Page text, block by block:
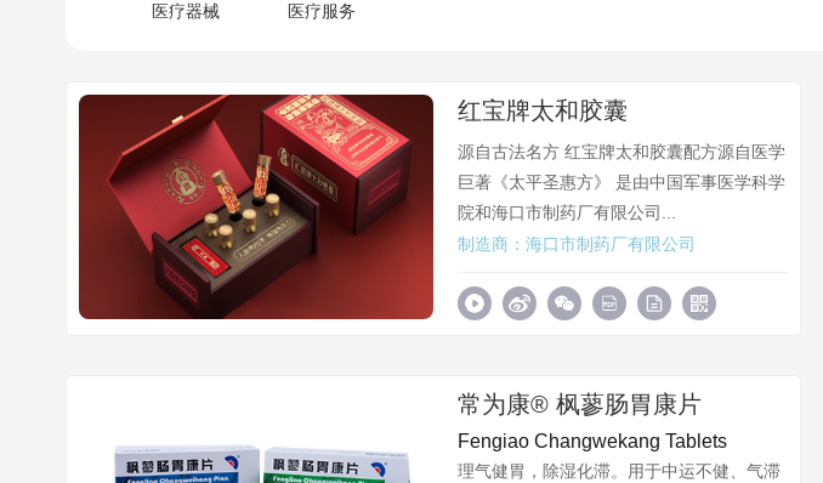
医疗器械 医疗服务
红宝牌太和胶囊
源自古法名方 红宝牌太和胶囊配方源自医学
巨著《太平圣惠方》 是由中国军事医学科学
院和海口市制药厂有限公司...
制造商：海口市制药厂有限公司
常为康® 枫蓼肠胃康片
Fengiao Changwekang Tablets
理气健胃，除湿化滞。用于中运不健、气滞